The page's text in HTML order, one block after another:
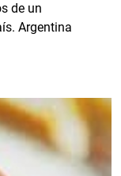
de un
Argentina